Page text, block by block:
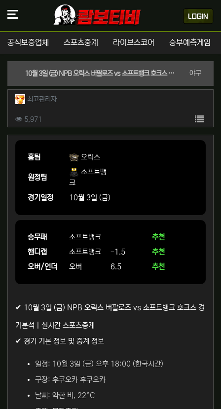
공식보증업체 스포츠중계 라이브스코어 승부예측게임
10월 3일 (금) NPB 오릭스 버팔로즈 vs 소프트뱅크 호크스 경기분석 | 실시간 스포츠중계 야구분류
작성자 정보
최고관리자작성
컨텐츠 정보
5,971 목록
본문
홈팀 오릭스
원정팀
소프트뱅
크
경기일정
10월 3일 (금)
승무패 소프트뱅크
추천
핸디캡
소프트뱅크 -1.5
추천
오버/언더
오버 6.5 추천
✔ 10월 3일 (금) NPB 오릭스 버팔로즈 vs 소프트뱅크 호크스 경
기분석 | 실시간 스포츠중계
✔ 경기 기본 정보 및 중계 정보
일정: 10월 3일 (금) 오후 18:00 (한국시간)
구장: 후쿠오카 후쿠오카
날씨: 약한 비, 22°C